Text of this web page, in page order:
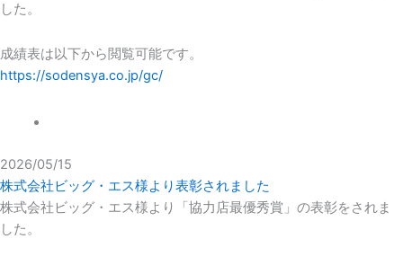
した。
成績表は以下から閲覧可能です。
https://sodensya.co.jp/gc/
2026/05/15
株式会社ビッグ・エス様より表彰されました
株式会社ビッグ・エス様より「協力店最優秀賞」の表彰をされま
した。